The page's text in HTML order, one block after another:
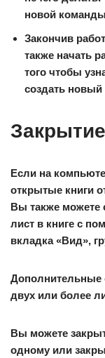
новой
Закончив
также начать
того чтобы
создать
Если на
открытые книги
Вы также можете
лист в книге с
вкладка «Вид»,
Дополнительные
двух или более
Вы можете
одному или